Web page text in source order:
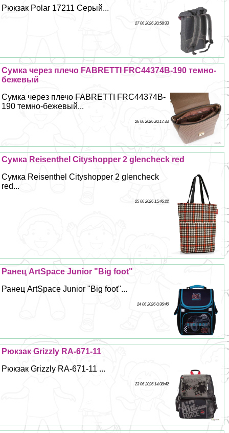
Рюкзак Polar 17211 Серый...
27 06 2026 20:58:33
Сумка через плечо FABRETTI FRC44374B-190 темно-
бежевый
Сумка через плечо FABRETTI FRC44374B-
190 темно-бежевый...
26 06 2026 20:17:33
Сумка Reisenthel Сityshopper 2 glencheck red
Сумка Reisenthel Сityshopper 2 glencheck
red...
25 06 2026 15:46:22
Ранец ArtSpace Junior "Big foot"
Ранец ArtSpace Junior "Big foot"...
24 06 2026 0:36:40
Рюкзак Grizzly RA-671-11
Рюкзак Grizzly RA-671-11 ...
23 06 2026 14:38:42